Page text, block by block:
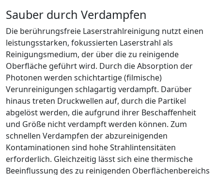
Sauber durch Verdampfen
Die berührungsfreie Laserstrahlreinigung nutzt einen
leistungsstarken, fokussierten Laserstrahl als
Reinigungsmedium, der über die zu reinigende
Oberfläche geführt wird. Durch die Absorption der
Photonen werden schichtartige (filmische)
Verunreinigungen schlagartig verdampft. Darüber
hinaus treten Druckwellen auf, durch die Partikel
abgelöst werden, die aufgrund ihrer Beschaffenheit
und Größe nicht verdampft werden können. Zum
schnellen Verdampfen der abzureinigenden
Kontaminationen sind hohe Strahl­intensitäten
erforderlich. Gleichzeitig lässt sich eine thermische
Beeinflussung des zu reinigenden Oberflächenbereichs